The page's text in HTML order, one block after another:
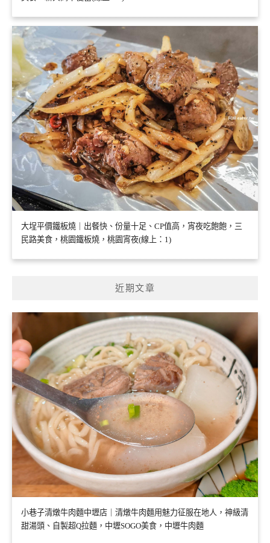
大埕平價鐵板燒｜出餐快、份量十足、CP值高，宵夜吃飽飽，三
民路美食，桃園鐵板燒，桃園宵夜(線上：1)
近期文章
小巷子清燉牛肉麵中壢店｜清燉牛肉麵用魅力征服在地人，神級清
甜湯頭、自製超Q拉麵，中壢SOGO美食，中壢牛肉麵